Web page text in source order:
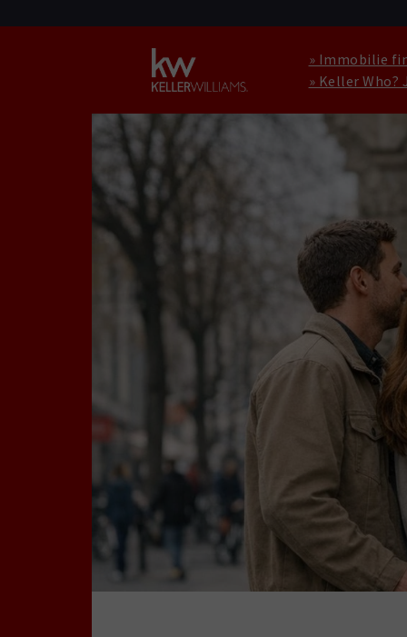
» Immobilie
» Keller